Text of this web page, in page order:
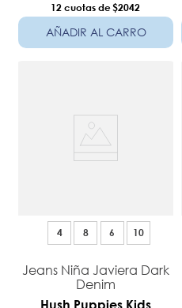
12 $2042
AÑADIR AL CARRO
4 8 6 10
Jeans Niña Javiera Dark
Denim
Hush Puppies Kids